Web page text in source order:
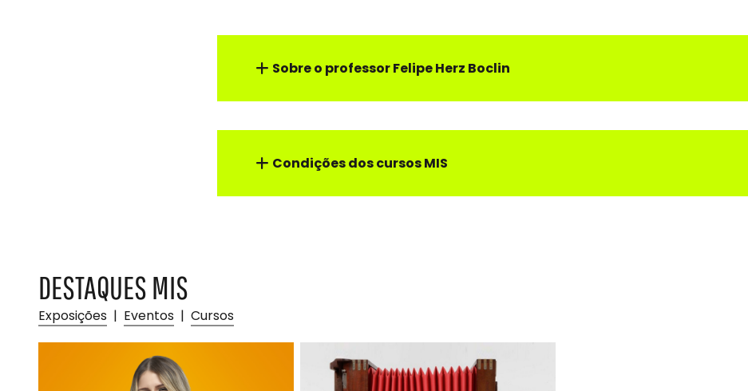
Sobre o professorFelipe Herz Boclin
Condições dos cursos MIS
DESTAQUES MIS
Exposições | Eventos | Cursos